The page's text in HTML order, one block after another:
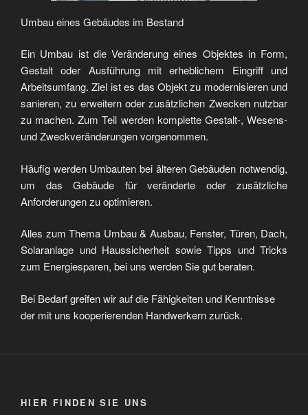
Umbau eines Gebäudes im Bestand
Ein Umbau ist die Veränderung eines Objektes in Form,
Gestalt oder Ausführung mit erheblichem Eingriff und
Arbeitsumfang. Ziel ist es das Objekt zu modernisieren und
sanieren, zu erweitern oder zusätzlichen Zwecken nutzbar
zu machen. Zum Teil werden komplette Gestalt-, Wesens-
und Zweckveränderungen vorgenommen.
Häufig werden Umbauten bei älteren Gebäuden notwendig,
um das Gebäude für veränderte oder zusätzliche
Anforderungen zu optimieren.
Alles zum Thema Umbau & Ausbau, Fenster, Türen, Dach,
Solaranlage und Haussicherheit sowie Tipps und Tricks
zum Energiesparen, bei uns werden Sie gut beraten.
Bei Bedarf greifen wir auf die Fähigkeiten und Kenntnisse
der mit uns kooperierenden Handwerkern zurück.
HIER FINDEN SIE UNS